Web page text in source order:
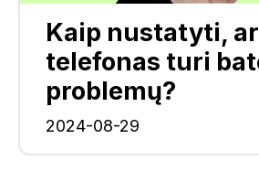
Kaip nustatyti, ar
telefonas turi
problemų?
2024-08-29